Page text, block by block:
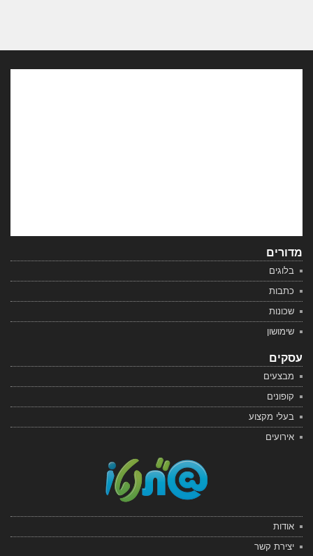
מדורים
בלוגים
כתבות
שכונות
שימושון
עסקים
מבצעים
קופונים
בעלי מקצוע
אירועים
אודות
יצירת קשר